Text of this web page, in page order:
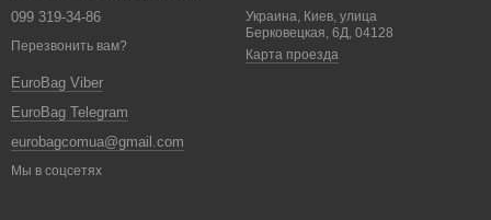
099 319-34-86
Перезвонить вам?
EuroBag Viber
EuroBag Telegram
eurobagcomua@gmail.com
Украина, Киев, улица
Берковецкая, 6Д, 04128
Карта проезда
Мы в соцсетях